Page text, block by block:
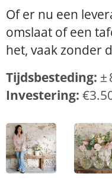
Of er nu een
omslaat of een
het, vaak zonder
Tijdsbesteding: ±
Investering: